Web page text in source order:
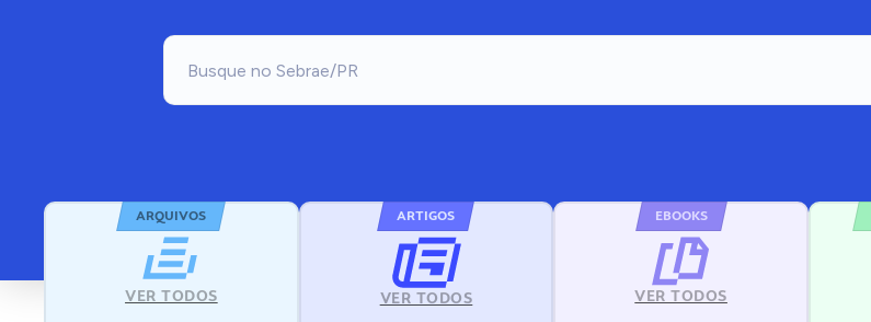
ARQUIVOS
VER TODOS
ARTIGOS
VER TODOS
EBOOKS
VER TODOS